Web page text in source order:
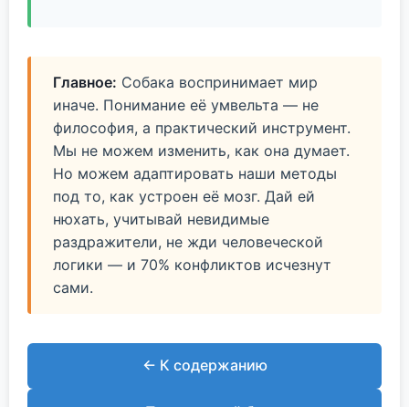
Главное: Собака воспринимает мир
иначе. Понимание её умвельта — не
философия, а практический инструмент.
Мы не можем изменить, как она думает.
Но можем адаптировать наши методы
под то, как устроен её мозг. Дай ей
нюхать, учитывай невидимые
раздражители, не жди человеческой
логики — и 70% конфликтов исчезнут
сами.
← К содержанию